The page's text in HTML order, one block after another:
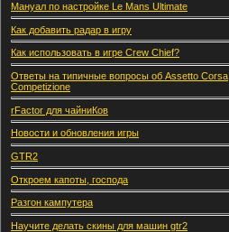
Мануал по настройке Le Mans Ultimate
Как добавить радар в игру
Как использовать в игре Crew Chief?
Ответы на типичные вопросы об Assetto Corsa
Competizione
rFactor для чайниКов
Новости и обновления игры
GTR2
Откроем капоты, господа
Разгон кампутера
Научите делать скины для машин gtr2